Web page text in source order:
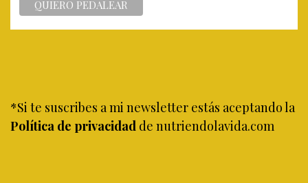
*Si te suscribes a mi newsletter estás aceptando la
Política de privacidad de nutriendolavida.com